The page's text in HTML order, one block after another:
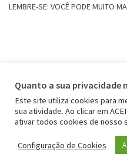
LEMBRE-SE: VOCÊ PODE MUITO
Quanto a sua privacidade
Este site utiliza cookies para
sua atividade. Ao clicar em
ativar todos cookies de nosso
Configuração de Cookies